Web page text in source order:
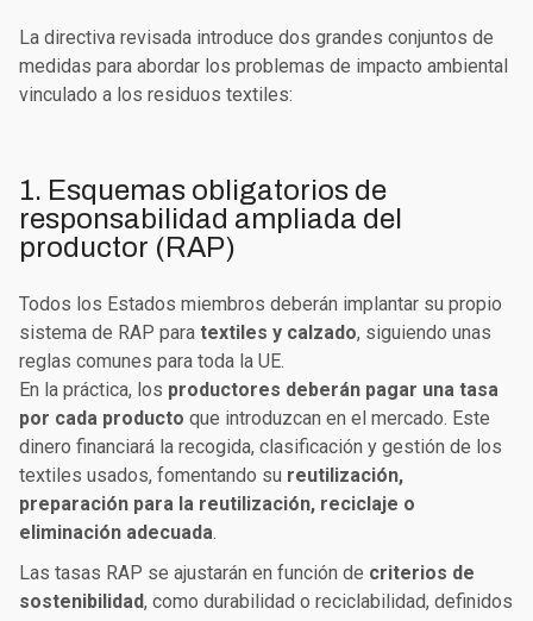
La directiva revisada introduce dos grandes conjuntos de
medidas para abordar los problemas de impacto ambiental
vinculado a los residuos textiles:
1. Esquemas obligatorios de
responsabilidad ampliada del
productor (RAP)
Todos los Estados miembros deberán implantar su propio
sistema de RAP para textiles y calzado, siguiendo unas
reglas comunes para toda la UE.
En la práctica, los productores deberán pagar una tasa
por cada producto que introduzcan en el mercado. Este
dinero financiará la recogida, clasificación y gestión de los
textiles usados, fomentando su reutilización,
preparación para la reutilización, reciclaje o
eliminación adecuada.
Las tasas RAP se ajustarán en función de criterios de
sostenibilidad, como durabilidad o reciclabilidad, definidos